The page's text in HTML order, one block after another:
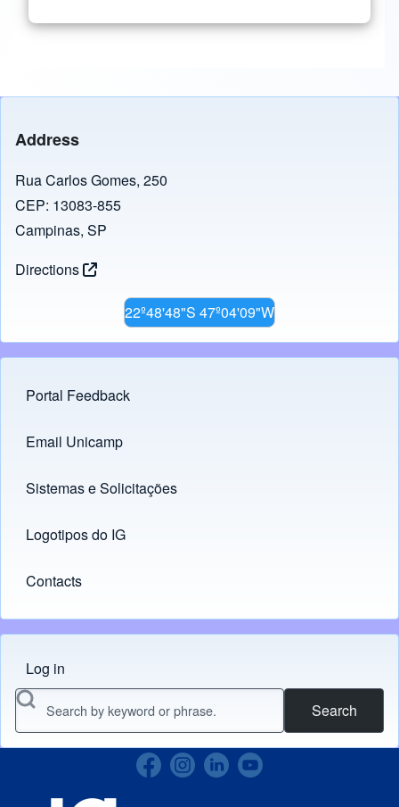
Address
Rua Carlos Gomes, 250
CEP: 13083-855
Campinas, SP
Directions
22º48'48"S 47º04'09"W
Footer menu
Portal Feedback
Links
Email Unicamp
(opens in new tab)
Sistemas e Solicitações
(opens in new tab)
Logotipos do IG
(opens in new tab)
Contacts
Menu do usuário
Log in
Search